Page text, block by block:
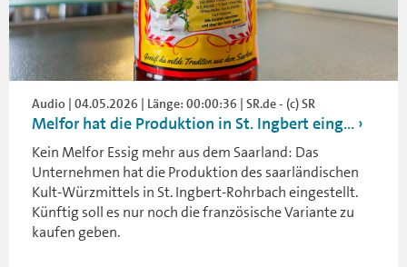
Audio | 04.05.2026 | Länge: 00:00:36 | SR.de - (c) SR
Melfor hat die Produktion in St. Ingbert eing...
Kein Melfor Essig mehr aus dem Saarland: Das
Unternehmen hat die Produktion des saarländischen
Kult-Würzmittels in St. Ingbert-Rohrbach eingestellt.
Künftig soll es nur noch die französische Variante zu
kaufen geben.